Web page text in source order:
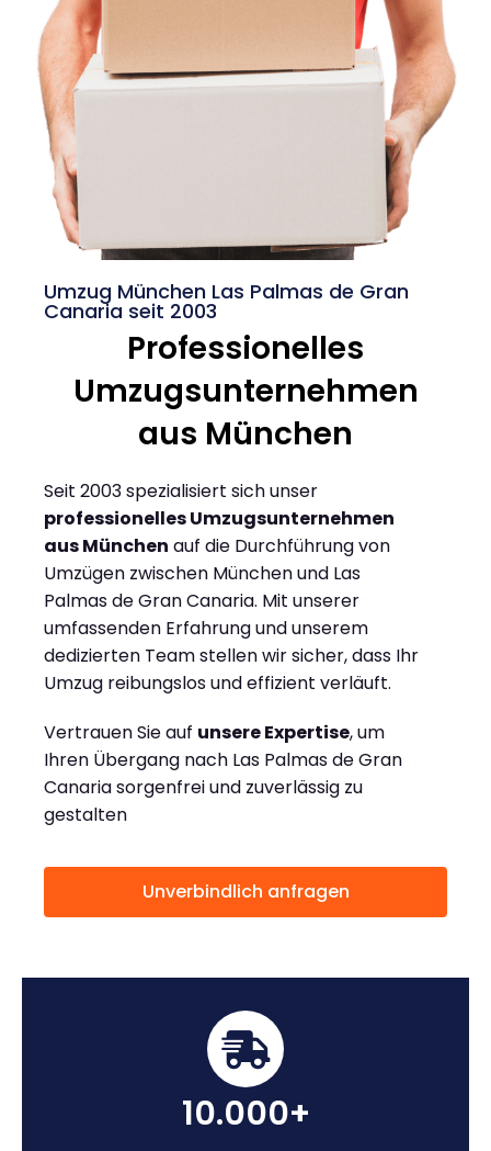
Umzug München Las Palmas de Gran
Canaria seit 2003
Professionelles
Umzugsunternehmen
aus München
Seit 2003 spezialisiert sich unser
professionelles Umzugsunternehmen
aus München auf die Durchführung von
Umzügen zwischen München und Las
Palmas de Gran Canaria. Mit unserer
umfassenden Erfahrung und unserem
dedizierten Team stellen wir sicher, dass Ihr
Umzug reibungslos und effizient verläuft.
Vertrauen Sie auf unsere Expertise, um
Ihren Übergang nach Las Palmas de Gran
Canaria sorgenfrei und zuverlässig zu
gestalten
Unverbindlich anfragen
10.000+